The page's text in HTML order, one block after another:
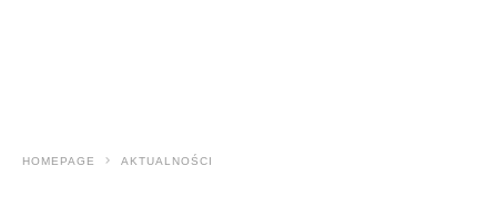
HOMEPAGE AKTUALNOŚCI